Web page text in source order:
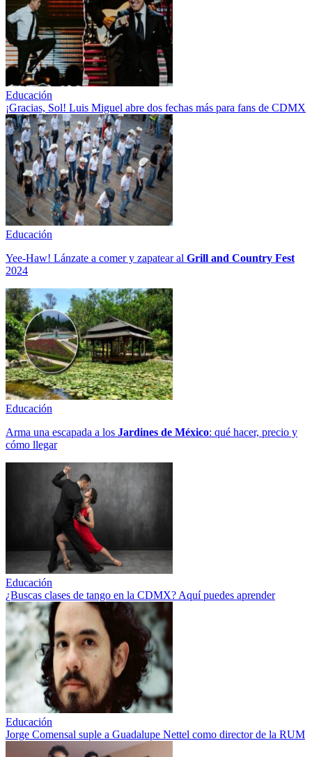
Educación
¡Gracias, Sol! Luis Miguel abre dos fechas más para fans de CDMX
Educación
Yee-Haw! Lánzate a comer y zapatear al Grill and Country Fest
2024
Educación
Arma una escapada a los Jardines de México: qué hacer, precio y
cómo llegar
Educación
¿Buscas clases de tango en la CDMX? Aquí puedes aprender
Educación
Jorge Comensal suple a Guadalupe Nettel como director de la RUM